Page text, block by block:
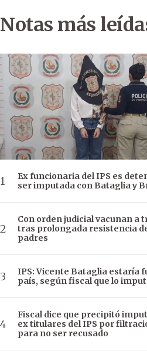
Notas más
Ex funcionaria del IPS es
ser imputada con Bataglia y
Con orden judicial vacunan a
tras prolongada resistencia
padres
IPS: Vicente Bataglia estaría
país, según fiscal que lo
Fiscal dice que precipitó
ex titulares del IPS por
para no ser recusado